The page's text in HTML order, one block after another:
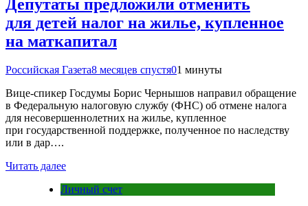
Депутаты предложили отменить
для детей налог на жилье, купленное
на маткапитал
Российская Газета8 месяцев спустя01 минуты
Вице-спикер Госдумы Борис Чернышов направил обращение
в Федеральную налоговую службу (ФНС) об отмене налога
для несовершеннолетних на жилье, купленное
при государственной поддержке, полученное по наследству
или в дар….
Читать далее
Личный счет